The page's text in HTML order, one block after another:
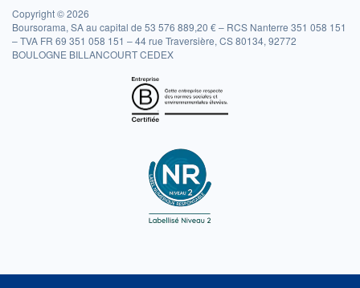
Copyright © 2026
Boursorama, SA au capital de 53 576 889,20 € – RCS Nanterre 351 058 151
– TVA FR 69 351 058 151 – 44 rue Traversière, CS 80134, 92772
BOULOGNE BILLANCOURT CEDEX